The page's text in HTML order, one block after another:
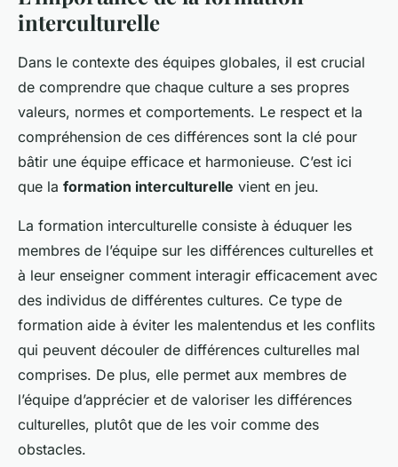
interculturelle
Dans le contexte des équipes globales, il est crucial
de comprendre que chaque culture a ses propres
valeurs, normes et comportements. Le respect et la
compréhension de ces différences sont la clé pour
bâtir une équipe efficace et harmonieuse. C’est ici
que la formation interculturelle vient en jeu.
La formation interculturelle consiste à éduquer les
membres de l’équipe sur les différences culturelles et
à leur enseigner comment interagir efficacement avec
des individus de différentes cultures. Ce type de
formation aide à éviter les malentendus et les conflits
qui peuvent découler de différences culturelles mal
comprises. De plus, elle permet aux membres de
l’équipe d’apprécier et de valoriser les différences
culturelles, plutôt que de les voir comme des
obstacles.